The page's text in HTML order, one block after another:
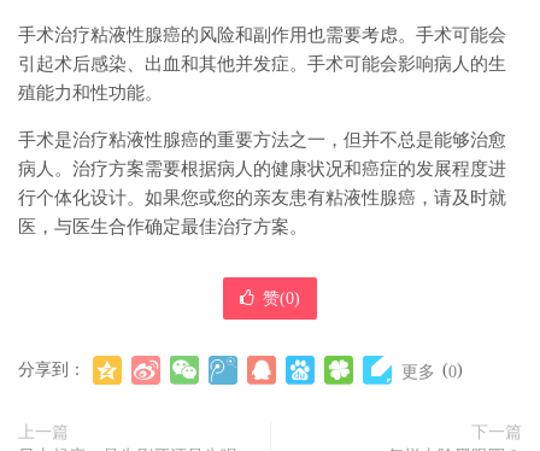
手术治疗粘液性腺癌的风险和副作用也需要考虑。手术可能会
引起术后感染、出血和其他并发症。手术可能会影响病人的生
殖能力和性功能。
手术是治疗粘液性腺癌的重要方法之一，但并不总是能够治愈
病人。治疗方案需要根据病人的健康状况和癌症的发展程度进
行个体化设计。如果您或您的亲友患有粘液性腺癌，请及时就
医，与医生合作确定最佳治疗方案。
赞(0)
分享到： 更多 (0)
上一篇
下一篇